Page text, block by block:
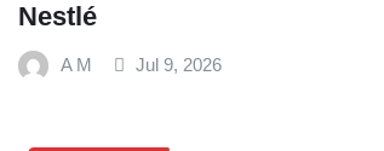
Nestlé
A M Jul 9, 2026